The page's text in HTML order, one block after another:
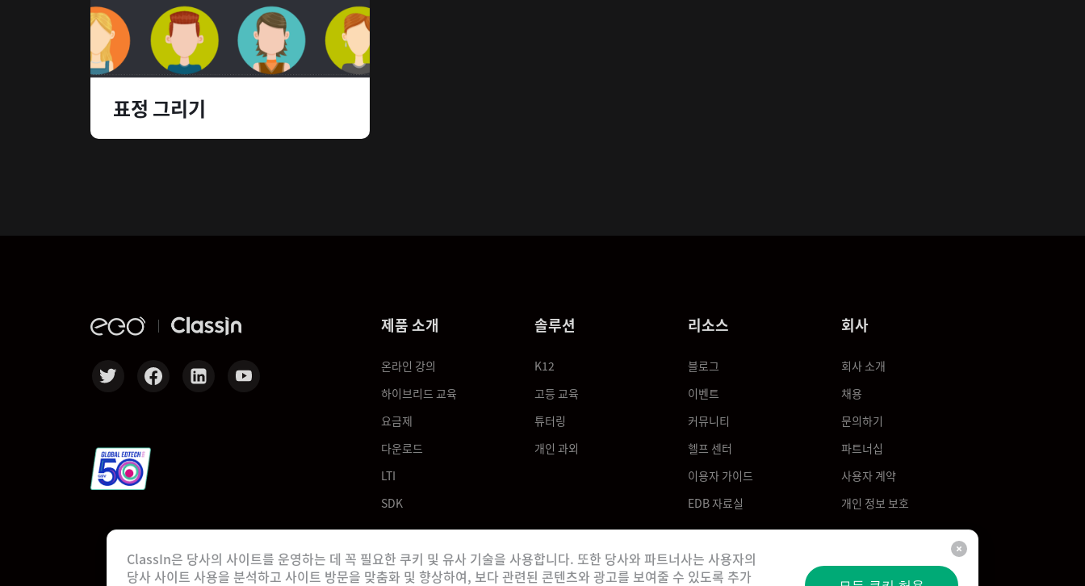
ClassIn은 당사의 사이트를 운영하는 데 꼭 필요한 쿠키 및 유사 기술을 사용합니다. 또한 당사와 파트너사는 사용자의
당사 사이트 사용을 분석하고 사이트 방문을 맞춤화 및 향상하여, 보다 관련된 콘텐츠와 광고를 보여줄 수 있도록 추가
표정 그리기
제품 소개
온라인 강의
하이브리드 교육
요금제
다운로드
LTI
SDK
솔루션
K12
고등 교육
튜터링
개인 과외
리소스
블로그
이벤트
커뮤니티
헬프 센터
이용자 가이드
EDB 자료실
회사
회사 소개
채용
문의하기
파트너십
사용자 계약
개인 정보 보호